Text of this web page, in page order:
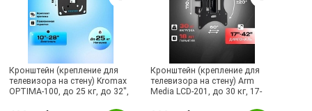
Кронштейн (крепление для
телевизора на стену) Kromax
OPTIMA-100, до 25 кг, до 32",
Кронштейн (крепление для
телевизора на стену) Arm
Media LCD-201, до 30 кг, 17-